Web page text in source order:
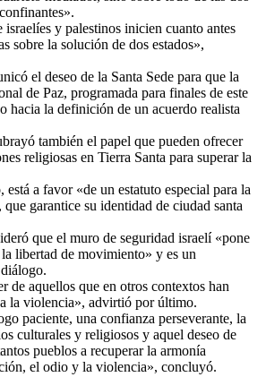
israelíes y palestinos inicien cuanto antes
sobre la solución de dos estados»,
el deseo de la Santa Sede para que la
de Paz, programada para finales de este
hacia la definición de un acuerdo realista
también el papel que pueden ofrecer
religiosas en Tierra Santa para superar la
está a favor «de un estatuto especial para la
garantice su identidad de ciudad santa
que el muro de seguridad israelí «pone
libertad de movimiento» y es un
de aquellos que en otros contextos han
la violencia», advirtió por último.
paciente, una confianza perseverante, la
culturales y religiosos y aquel deseo de
pueblos a recuperar la armonía
el odio y la violencia», concluyó.